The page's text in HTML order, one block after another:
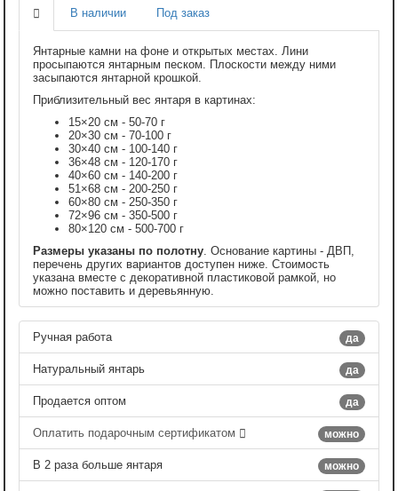
В наличии Под заказ
Янтарные камни на фоне и открытых местах. Лини
просыпаются янтарным песком. Плоскости между ними
засыпаются янтарной крошкой.
Приблизительный вес янтаря в картинах:
15×20 см - 50-70 г
20×30 см - 70-100 г
30×40 см - 100-140 г
36×48 см - 120-170 г
40×60 см - 140-200 г
51×68 см - 200-250 г
60×80 см - 250-350 г
72×96 см - 350-500 г
80×120 см - 500-700 г
Размеры указаны по полотну. Основание картины - ДВП,
перечень других вариантов доступен ниже. Стоимость
указана вместе с декоративной пластиковой рамкой, но
можно поставить и деревьянную.
да
Ручная работа
да
Натуральный янтарь
да
Продается оптом
можно
Оплатить подарочным сертификатом
можно
В 2 раза больше янтаря